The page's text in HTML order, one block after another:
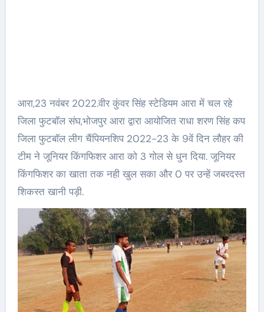
आरा,23 नवंबर 2022.वीर कुंवर सिंह स्टेडियम आरा में चल रहे
जिला फुटबॉल संघ,भोजपुर आरा द्वारा आयोजित राधा शरण सिंह कप
जिला फुटबॉल लीग चैंपियनशिप 2022-23 के 9वें दिन लौहर की
टीम ने जूनियर किंगफिशर आरा को 3 गोल से धुन दिया. जूनियर
किंगफिशर का खाता तक नही खुल सका और 0 पर उन्हें जबरदस्त
शिकस्त खानी पड़ी.